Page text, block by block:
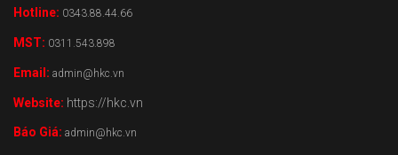
Hotline: 0343.88.44.66
MST: 0311.543.898
Email: admin@hkc.vn
Website: https://hkc.vn
Báo Giá: admin@hkc.vn